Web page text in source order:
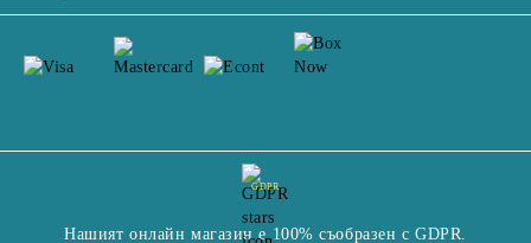
GDPR
Нашият онлайн магазин е 100% съобразен с GDPR.